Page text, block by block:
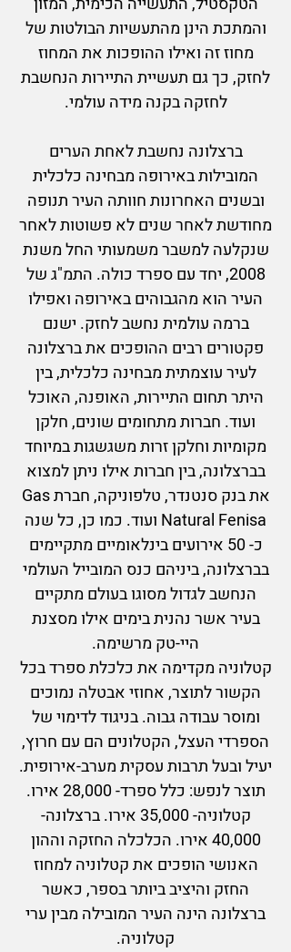
והמתכת הינן מהתעשיות הבולטות של
מחוז זה ואילו ההופכות את המחוז
לחזק, כך גם תעשיית התיירות הנחשבת
לחזקה בקנה מידה עולמי.
ברצלונה נחשבת לאחת הערים
המובילות באירופה מבחינה כלכלית
ובשנים האחרונות חוותה העיר תנופה
מחודשת לאחר שנים לא פשוטות לאחר
שנקלעה למשבר משמעותי החל משנת
2008, יחד עם ספרד כולה. התמ"ג של
העיר הוא מהגבוהים באירופה ואפילו
ברמה עולמית נחשב לחזק. ישנם
פקטורים רבים ההופכים את ברצלונה
לעיר עוצמתית מבחינה כלכלית, בין
היתר תחום התיירות, האופנה, האוכל
ועוד. חברות מתחומים שונים, חלקן
מקומיות וחלקן זרות משגשגות במיוחד
בברצלונה, בין חברות אילו ניתן למצוא
את בנק סנטנדר, טלפוניקה, חברת Gas
Natural Fenisa ועוד. כמו כן, כל שנה
כ- 50 אירועים בינלאומיים מתקיימים
בברצלונה, ביניהם כנס המובייל העולמי
הנחשב לגדול מסוגו בעולם מתקיים
בעיר אשר נהנית בימים אילו מסצנת
היי-טק מרשימה.
קטלוניה מקדימה את כלכלת ספרד בכל
הקשור לתוצר, אחוזי אבטלה נמוכים
ומוסר עבודה גבוה. בניגוד לדימוי של
הספרדי העצל, הקטלונים הם עם חרוץ,
יעיל ובעל תרבות עסקית מערב-אירופית.
תוצר לנפש: כלל ספרד- 28,000 אירו.
קטלוניה- 35,000 אירו. ברצלונה-
40,000 אירו. הכלכלה החזקה וההון
האנושי הופכים את קטלוניה למחוז
החזק והיציב ביותר בספר, כאשר
ברצלונה הינה העיר המובילה מבין ערי
קטלוניה.